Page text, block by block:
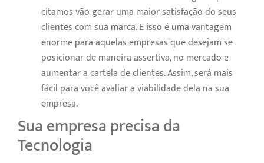
citamos vão gerar uma maior satisfação do seus
clientes com sua marca. E isso é uma vantagem
enorme para aquelas empresas que desejam se
posicionar de maneira assertiva, no mercado e
aumentar a cartela de clientes. Assim, será mais
fácil para você avaliar a viabilidade dela na sua
empresa.
Sua empresa precisa da
Tecnologia